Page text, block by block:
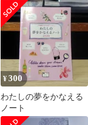
¥300
わたしの夢をかなえる
ノート